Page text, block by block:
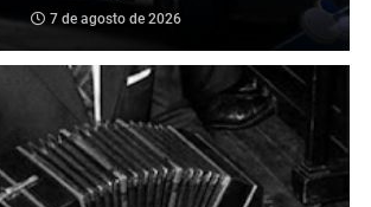
7 de agosto de 2026